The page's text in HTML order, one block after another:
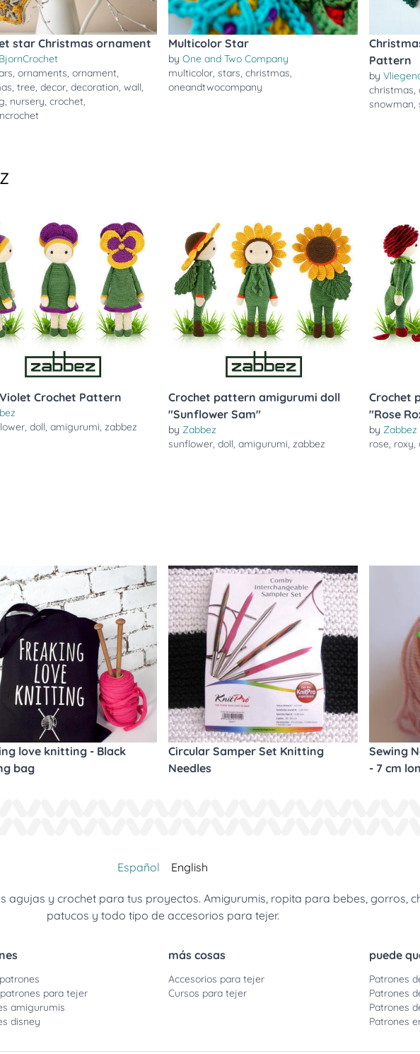
star Christmas ornament
, ornaments, ornament,
, tree, decor, decoration, wall,
, nursery, crochet,
Multicolor Star
by One and Two Company
multicolor, stars, christmas,
oneandtwocompany
Pattern
by
christmas,
snowman,
Crochet Pattern
, doll, amigurumi, zabbez
Crochet pattern amigurumi doll
"Sunflower Sam"
by Zabbez
sunflower, doll, amigurumi, zabbez
Crochet
"Rose
by Zabbez
rose, roxy,
love knitting - Black
bag
Circular Samper Set Knitting
Needles
Sewing
- 7 cm
Español English
agujas y crochet para tus proyectos. Amigurumis, ropita para bebes, gorros,
patucos y todo tipo de accesorios para tejer.
para tejer
amigurumis
disney
más cosas
Accesorios para tejer
Cursos para tejer
puede
Patrones
Patrones
Patrones
Patrones